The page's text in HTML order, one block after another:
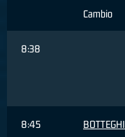
Cambio
8:38
8:45
BOTTEGHI